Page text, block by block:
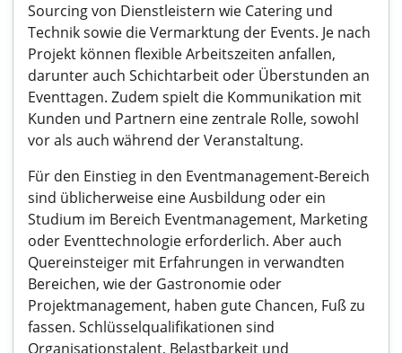
Sourcing von Dienstleistern wie Catering und
Technik sowie die Vermarktung der Events. Je nach
Projekt können flexible Arbeitszeiten anfallen,
darunter auch Schichtarbeit oder Überstunden an
Eventtagen. Zudem spielt die Kommunikation mit
Kunden und Partnern eine zentrale Rolle, sowohl
vor als auch während der Veranstaltung.
Für den Einstieg in den Eventmanagement-Bereich
sind üblicherweise eine Ausbildung oder ein
Studium im Bereich Eventmanagement, Marketing
oder Eventtechnologie erforderlich. Aber auch
Quereinsteiger mit Erfahrungen in verwandten
Bereichen, wie der Gastronomie oder
Projektmanagement, haben gute Chancen, Fuß zu
fassen. Schlüsselqualifikationen sind
Organisationstalent, Belastbarkeit und